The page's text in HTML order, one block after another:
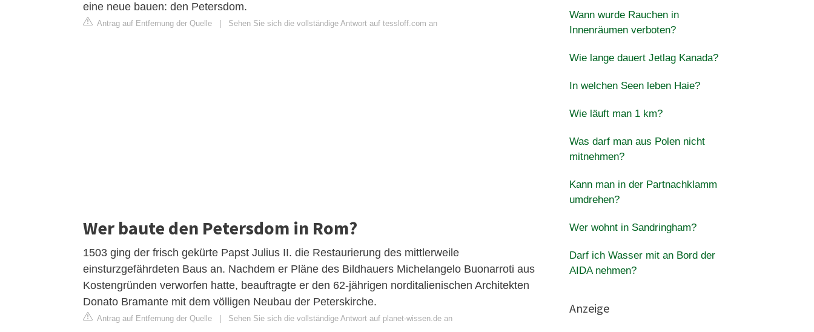
eine neue bauen: den Petersdom.
Antrag auf Entfernung der Quelle Sehen Sie sich die vollständige Antwort auf tessloff.com an
Wer baute den Petersdom in Rom?
1503 ging der frisch gekürte Papst Julius II. die Restaurierung des mittlerweile
einsturzgefährdeten Baus an. Nachdem er Pläne des Bildhauers Michelangelo Buonarroti aus
Kostengründen verworfen hatte, beauftragte er den 62-jährigen norditalienischen Architekten
Donato Bramante mit dem völligen Neubau der Peterskirche.
Antrag auf Entfernung der Quelle Sehen Sie sich die vollständige Antwort auf planet-wissen.de an
Wann wurde Rauchen in
Innenräumen verboten?
Wie lange dauert Jetlag Kanada?
In welchen Seen leben Haie?
Wie läuft man 1 km?
Was darf man aus Polen nicht
mitnehmen?
Kann man in der Partnachklamm
umdrehen?
Wer wohnt in Sandringham?
Darf ich Wasser mit an Bord der
AIDA nehmen?
Anzeige